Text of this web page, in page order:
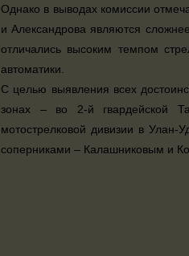
Однако в выводах комиссии
и Александрова являются
отличались высоким темпом
автоматики.
С целью выявления всех
зонах – во 2-й гвардейской
мотострелковой дивизии в Улан-
соперниками – Калашниковым и